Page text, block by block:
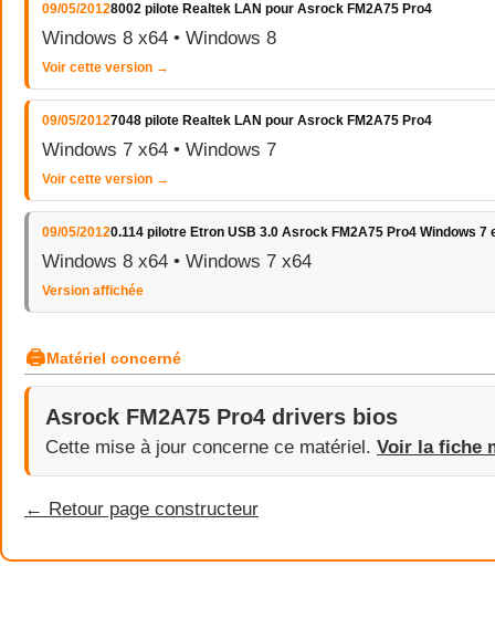
09/05/20128002 pilote Realtek LAN pour Asrock FM2A75 Pro4
Windows 8 x64 • Windows 8
Voir cette version →
09/05/20127048 pilote Realtek LAN pour Asrock FM2A75 Pro4
Windows 7 x64 • Windows 7
Voir cette version →
09/05/20120.114 pilotre Etron USB 3.0 Asrock FM2A75 Pro4 Windows 7
Windows 8 x64 • Windows 7 x64
Version affichée
🖨Matériel concerné
Asrock FM2A75 Pro4 drivers bios
Cette mise à jour concerne ce matériel. Voir la fiche
← Retour page constructeur